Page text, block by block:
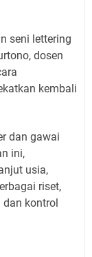
seni lettering
dosen
kembali
dan gawai
ini,
usia,
riset,
kontrol